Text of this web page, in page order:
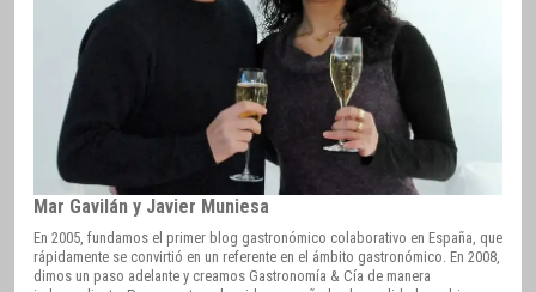
Mar Gavilán y Javier Muniesa
En 2005, fundamos el primer blog gastronómico colaborativo en España, que
rápidamente se convirtió en un referente en el ámbito gastronómico. En 2008,
dimos un paso adelante y creamos Gastronomía & Cía de manera